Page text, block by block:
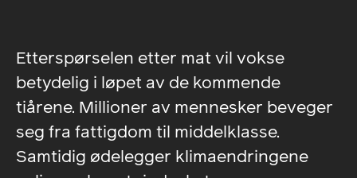
Etterspørselen etter mat vil vokse
betydelig i løpet av de kommende
tiårene. Millioner av mennesker beveger
seg fra fattigdom til middelklasse.
Samtidig ødelegger klimaendringene